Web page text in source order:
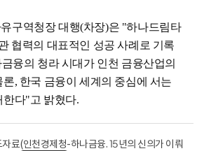
구역청장 대행(차장)은 "하나드림타
협력의 대표적인 성공 사례로 기록
융의 청라 시대가 인천 금융산업의
론, 한국 금융이 세계의 중심에 서는
한다"고 밝혔다.
료(인천경제청-하나금융. 15년의 신의가 이뤄